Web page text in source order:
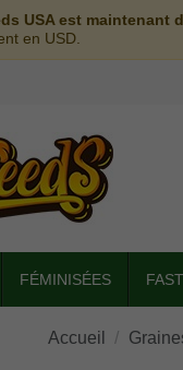
USA est maintenant
en USD.
FÉMINISÉES
Accueil